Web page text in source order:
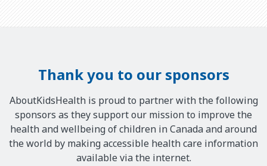
Thank you to our sponsors
AboutKidsHealth is proud to partner with the following
sponsors as they support our mission to improve the
health and wellbeing of children in Canada and around
the world by making accessible health care information
available via the internet.